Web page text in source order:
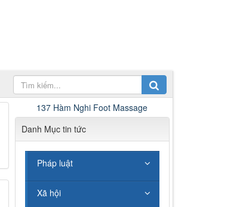
137 Hàm Nghi Foot Massage
Danh Mục tin tức
Pháp luật
Xã hội